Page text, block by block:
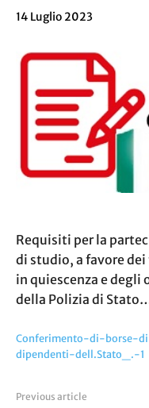
14 Luglio 2023
Requisiti per la
di studio, a favore
in quiescenza e
della Polizia di
Conferimento-di-
dipendenti-dell.Stato_.-1
Previous article